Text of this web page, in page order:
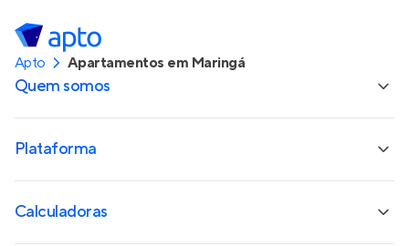
Apto Apartamentos em Maringá
Quem somos
Plataforma
Calculadoras